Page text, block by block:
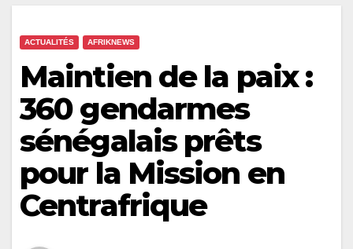
ACTUALITÉS AFRIKNEWS
Maintien de la paix :
360 gendarmes
sénégalais prêts
pour la Mission en
Centrafrique